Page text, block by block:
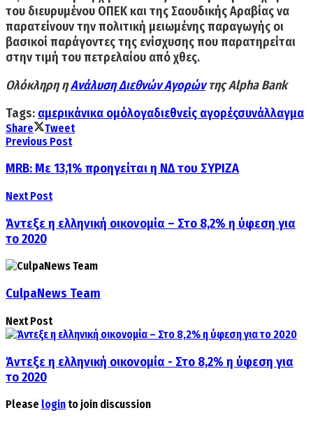
του διευρυμένου ΟΠΕΚ και της Σαουδικής Αραβίας να
παρατείνουν την πολιτική μειωμένης παραγωγής οι
βασικοί παράγοντες της ενίσχυσης που παρατηρείται
στην τιμή του πετρελαίου από χθες.
Ολόκληρη ηΑνάλυση Διεθνών Αγορώντης Alpha Bank
Tags: αμερικάνικα ομόλογαδιεθνείς αγορέςσυνάλλαγμα
Share
Tweet
Previous Post
MRB: Με 13,1% προηγείται η ΝΔ του ΣΥΡΙΖΑ
Next Post
Άντεξε η ελληνική οικονομία – Στο 8,2% η ύφεση για
το 2020
CulpaNews Team
Next Post
Άντεξε η ελληνική οικονομία - Στο 8,2% η ύφεση για
το 2020
Please login to join discussion